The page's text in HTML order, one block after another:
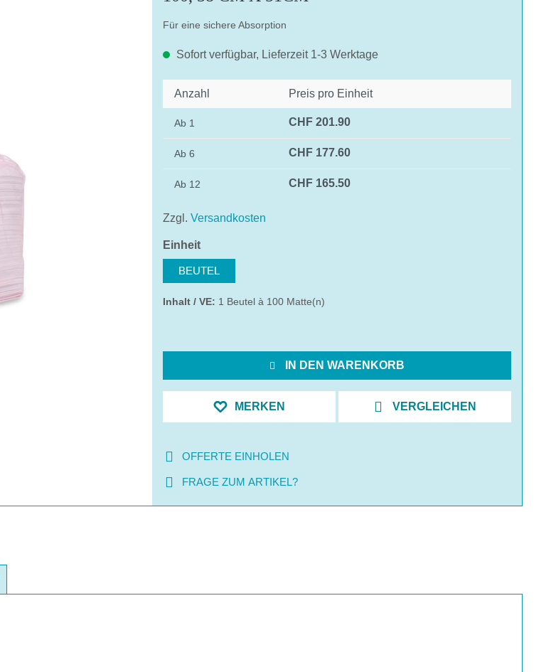
Für eine sichere Absorption
Sofort verfügbar, Lieferzeit 1-3 Werktage
Anzahl Preis pro Einheit
Ab 1 CHF 201.90
Ab 6 CHF 177.60
Ab 12 CHF 165.50
Zzgl. Versandkosten
Einheitauswählen
BEUTEL
Inhalt / VE: 1 Beutel à 100 Matte(n)
IN DEN WARENKORB
MERKEN VERGLEICHEN
OFFERTE EINHOLEN
FRAGE ZUM ARTIKEL?